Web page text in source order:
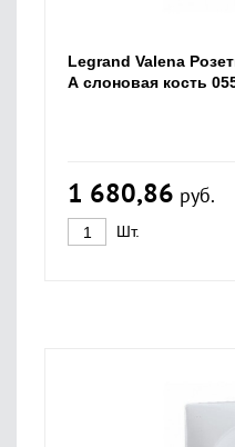
Legrand Valena
А слоновая кость
1 680,86 руб.
Шт.